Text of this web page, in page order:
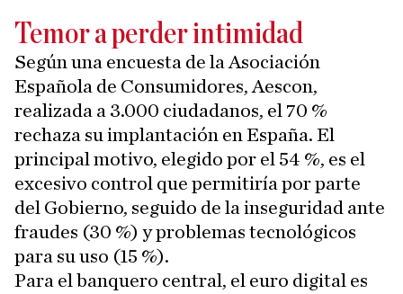
Temor a perder intimidad
Según una encuesta de la Asociación
Española de Consumidores, Aescon,
realizada a 3.000 ciudadanos, el 70 %
rechaza su implantación en España. El
principal motivo, elegido por el 54 %, es el
excesivo control que permitiría por parte
del Gobierno, seguido de la inseguridad ante
fraudes (30 %) y problemas tecnológicos
para su uso (15 %).
Para el banquero central, el euro digital es